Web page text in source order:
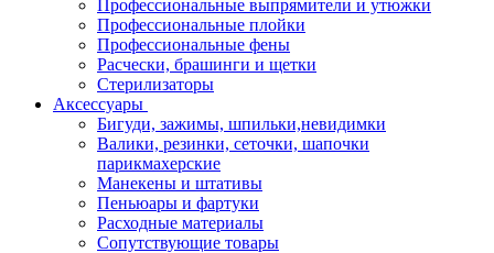
Профессиональные выпрямители и утюжки
Профессиональные плойки
Профессиональные фены
Расчески, брашинги и щетки
Стерилизаторы
Аксессуары
Бигуди, зажимы, шпильки,невидимки
Валики, резинки, сеточки, шапочки
парикмахерские
Манекены и штативы
Пеньюары и фартуки
Расходные материалы
Сопутствующие товары